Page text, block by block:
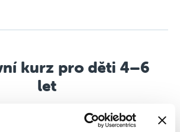
kurz pro děti 4–6
let
program založený na mixu
pohybových her a budování